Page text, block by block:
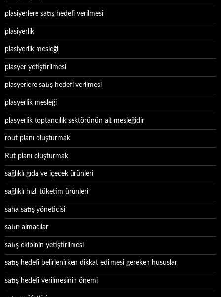
plasiyerlere satış hedefi verilmesi
plasiyerlik
plasiyerlik mesleği
plasyer yetiştirilmesi
plasyerlere satış hedefi verilmesi
plasyerlik mesleği
plasyerlik toptancılık sektörünün alt mesleğidir
rout planı oluşturmak
Rut planı oluşturmak
sağlıklı gıda ve içecek ürünleri
sağlıklı hızlı tüketim ürünleri
saha satış yöneticisi
satın almacılar
satış ekibinin yetiştirilmesi
satış hedefi belirlenirken dikkat edilmesi gereken hususlar
satış hedefi verilmesinin önemi